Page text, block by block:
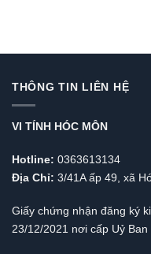
THÔNG TIN LIÊN HỆ
VI TÍNH HÓC MÔN
Hotline: 0363613134
Địa Chỉ: 3/41A ấp 49, xã
Giấy chứng nhận đăng ký
23/12/2021 nơi cấp Uỷ